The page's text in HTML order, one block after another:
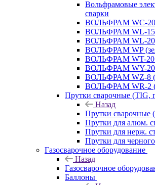
Вольфрамовые
сварки
ВОЛЬФРАМ WC-20
ВОЛЬФРАМ WL-15
ВОЛЬФРАМ WL-20
ВОЛЬФРАМ WP
ВОЛЬФРАМ WT-20
ВОЛЬФРАМ WY-20
ВОЛЬФРАМ WZ-8
ВОЛЬФРАМ WR-2
Прутки сварочные (TIG,
Назад
Прутки сварочные
Прутки для алюм.
Прутки для нерж.
Прутки для
Газосварочное оборудование
Назад
Газосварочное
Баллоны